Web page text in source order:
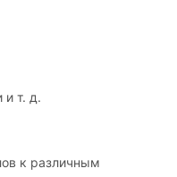
и т. д.
к различным